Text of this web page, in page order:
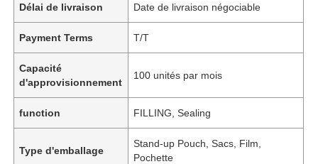
Délai de livraison Date de livraison négociable
Payment Terms T/T
Capacité
d'approvisionnement
100 unités par mois
function FILLING, Sealing
Type d'emballage
Stand-up Pouch, Sacs, Film,
Pochette